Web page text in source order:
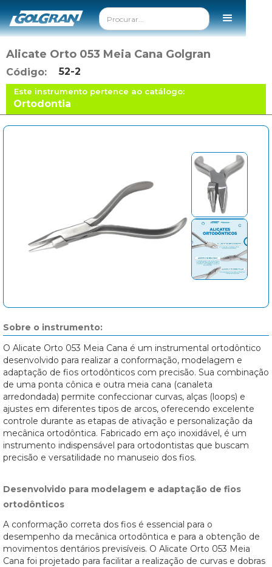
Alicate Orto 053 Meia Cana Golgran
Código: 52-2
Este instrumento pertence ao catálogo:
Ortodontia
Sobre o instrumento:
O Alicate Orto 053 Meia Cana é um instrumental ortodôntico
desenvolvido para realizar a conformação, modelagem e
adaptação de fios ortodônticos com precisão. Sua combinação
de uma ponta cônica e outra meia cana (canaleta
arredondada) permite confeccionar curvas, alças (loops) e
ajustes em diferentes tipos de arcos, oferecendo excelente
controle durante as etapas de ativação e personalização da
mecânica ortodôntica. Fabricado em aço inoxidável, é um
instrumento indispensável para ortodontistas que buscam
precisão e versatilidade no manuseio dos fios.
Desenvolvido para modelagem e adaptação de fios
ortodônticos
A conformação correta dos fios é essencial para o
desempenho da mecânica ortodôntica e para a obtenção de
movimentos dentários previsíveis. O Alicate Orto 053 Meia
Cana foi projetado para facilitar a realização de curvas e dobras